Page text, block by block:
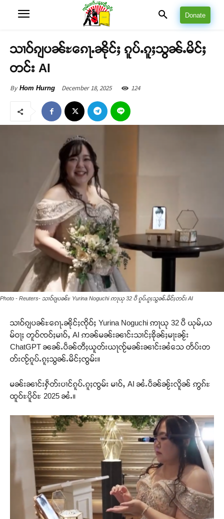
Donate
သၢဝ်ၵျပၼ်ႊၵေႃႉၼိုင်ႈ ၵူပ်ႉၵူႈသွၼ်ႉမိင်ႈ
တင်း AI
By Hom Hurng December 18, 2025 124
Photo - Reuters- သၢဝ်ၵျပၼ်ႊ Yurina Noguchi ဢႃယု 32 ပီ ၵူပ်ႉၵူႈသွၼ်ႉမိင်ႈတင်း AI
သၢဝ်ၵျပၼ်ႊၵေႃႉၼိုင်ႈၸိုဝ်ႈ Yurina Noguchi ဢႃယု 32 ပီ ယုမ်ႇယ
မ်ဝႃႈ တူဝ်ၸဝ်ႈမၢဝ်ႇ AI ဢၼ်မၼ်းၼၢင်းသၢင်ႈၶိုၼ်ႈမႃးၼႂ်း
ChatGPT ၼၼ်ႉပဵၼ်တီႈယူတ်းယႃၸႂ်မၼ်းၼၢင်းၼႆသေ တႅပ်းတ
တ်းၸႂ်ၵူပ်ႉၵူႈသွၼ်ႉမိင်ႈၸွမ်း။
မၼ်းၼၢင်းႁဵတ်းပၢင်ၵူပ်ႉၵူႈၸွမ်း မၢဝ်ႇ AI ၼႆႉပဵၼ်ၼႂ်းလိူၼ် ဢွၵ်ႊ
ထူဝ်ႊပိူဝ်ႊ 2025 ၼႆႉ။